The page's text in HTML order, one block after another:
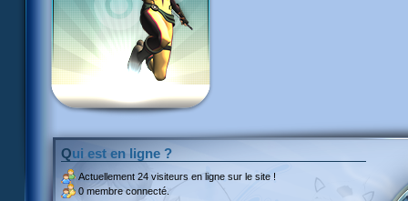
Qui est en ligne ?
Actuellement 24 visiteurs en ligne sur le site !
0 membre connecté.